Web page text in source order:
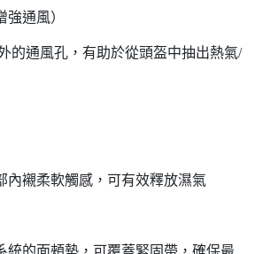
強通風）
的通風孔，有助於從頭盔中抽出熱氣/
內襯柔軟觸感，可有效釋放濕氣
統的面頰墊，可覆蓋緊固帶，確保最